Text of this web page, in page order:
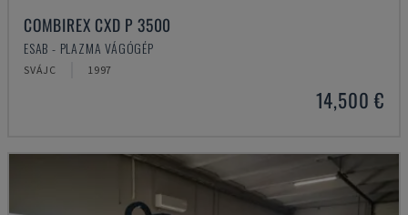
COMBIREX CXD P 3500
ESAB - PLAZMA VÁGÓGÉP
SVÁJC 1997
14,500 €